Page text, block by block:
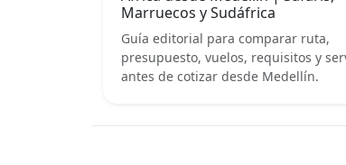
Marruecos y Sudáfrica
Guía editorial para comparar ruta,
presupuesto, vuelos, requisitos y
antes de cotizar desde Medellín.